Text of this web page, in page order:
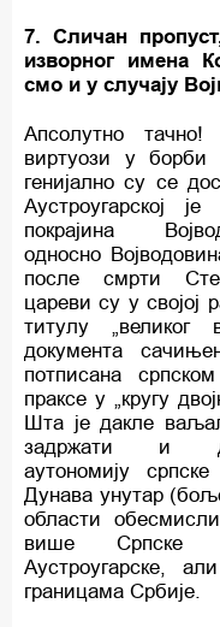
7. Сличан
изворног имена
смо и у случају
Апсолутно
виртуози у борби
генијално су се
Аустроугарској
покрајина
односно
после смрти
цареви су у својој
титулу „великог
документа
потписана
праксе у „кругу
Шта је дакле
задржати и
аутономију
Дунава унутар
области
више Српске
Аустроугарске,
границама Србије.